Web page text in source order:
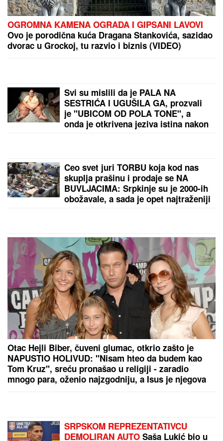
JANJUŠ SA ĆERKOM NA ADI BOJANIProvodio se
ZBOG REKONSTRUKCIJE VRELOVODA UZ
STUDENTSKI DOM:Izmene saobraćaja u delu
Novog Sada
by Aklamator
PREPORUKA ZA VAS